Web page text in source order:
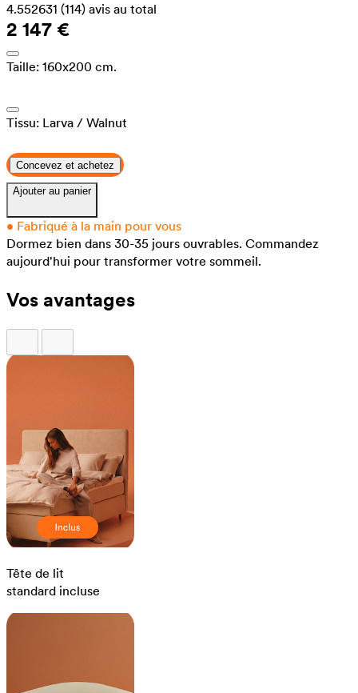
4.552631 (114) avis au total
2 147 €
Taille: 160x200 cm.
Tissu: Larva / Walnut
Concevez et achetez
Ajouter au panier
• Fabriqué à la main pour vous
Dormez bien dans 30-35 jours ouvrables. Commandez
aujourd'hui pour transformer votre sommeil.
Vos avantages
Tête de lit
standard incluse